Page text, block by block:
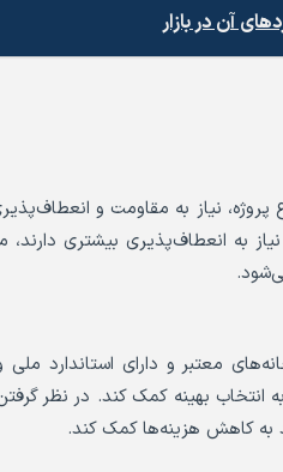
آن در بازار
پروژه، نیاز به مقاومت و
معتبر و دارای استاندارد
بهینه کمک کند. در نظر
به کاهش هزینه‌ها کمک کند.